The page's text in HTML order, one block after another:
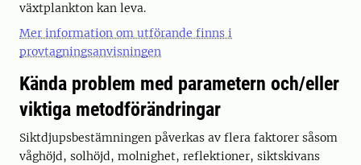
växtplankton kan leva.
Mer information om utförande finns i
provtagningsanvisningen
Kända problem med parametern och/eller
viktiga metodförändringar
Siktdjupsbestämningen påverkas av flera faktorer såsom
våghöjd, solhöjd, molnighet, reflektioner, siktskivans